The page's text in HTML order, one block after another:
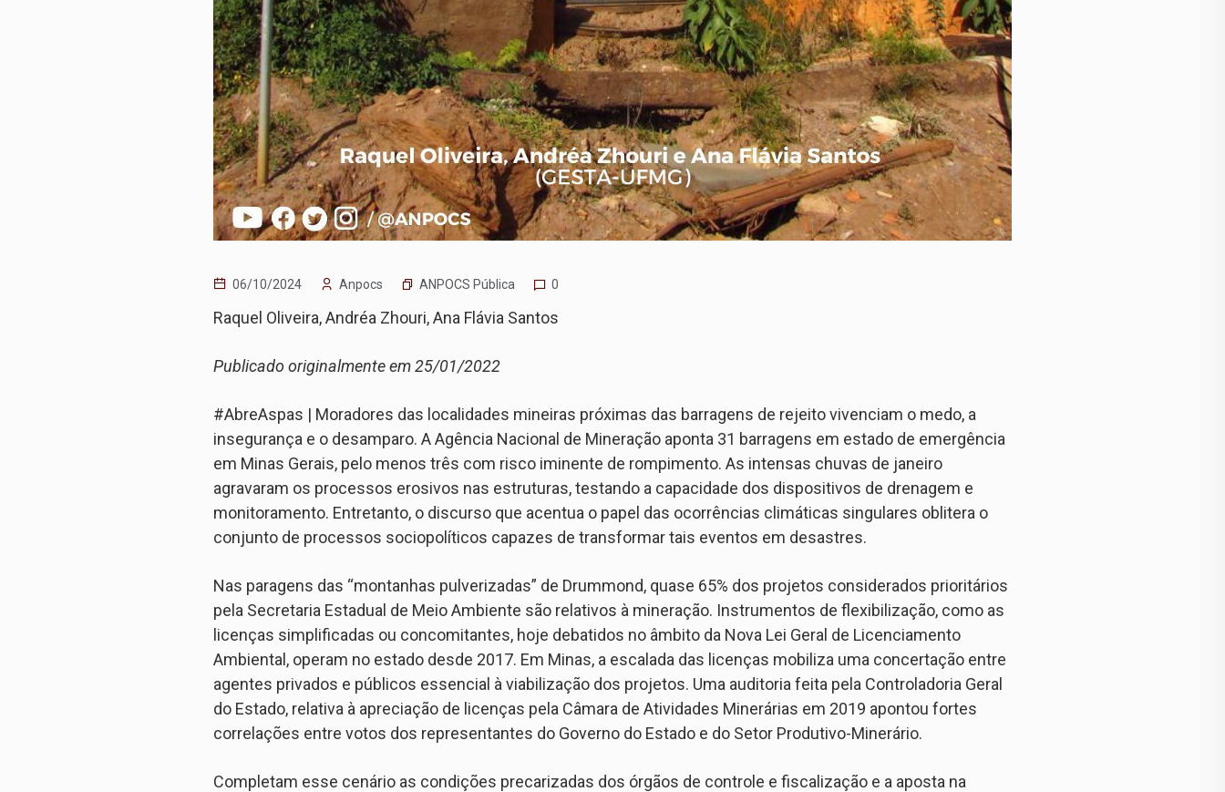
06/10/2024 Anpocs ANPOCS Pública 0
Raquel Oliveira, Andréa Zhouri, Ana Flávia Santos
Publicado originalmente em 25/01/2022
#AbreAspas | Moradores das localidades mineiras próximas das barragens de rejeito vivenciam o medo, a
insegurança e o desamparo. A Agência Nacional de Mineração aponta 31 barragens em estado de emergência
em Minas Gerais, pelo menos três com risco iminente de rompimento. As intensas chuvas de janeiro
agravaram os processos erosivos nas estruturas, testando a capacidade dos dispositivos de drenagem e
monitoramento. Entretanto, o discurso que acentua o papel das ocorrências climáticas singulares oblitera o
conjunto de processos sociopolíticos capazes de transformar tais eventos em desastres.
Nas paragens das “montanhas pulverizadas” de Drummond, quase 65% dos projetos considerados prioritários
pela Secretaria Estadual de Meio Ambiente são relativos à mineração. Instrumentos de flexibilização, como as
licenças simplificadas ou concomitantes, hoje debatidos no âmbito da Nova Lei Geral de Licenciamento
Ambiental, operam no estado desde 2017. Em Minas, a escalada das licenças mobiliza uma concertação entre
agentes privados e públicos essencial à viabilização dos projetos. Uma auditoria feita pela Controladoria Geral
do Estado, relativa à apreciação de licenças pela Câmara de Atividades Minerárias em 2019 apontou fortes
correlações entre votos dos representantes do Governo do Estado e do Setor Produtivo-Minerário.
Completam esse cenário as condições precarizadas dos órgãos de controle e fiscalização e a aposta na